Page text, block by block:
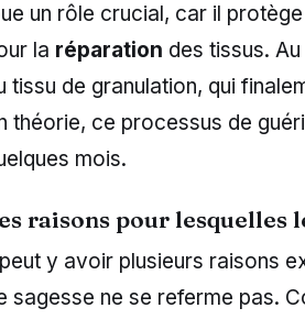
un rôle crucial, car il
la réparation des tissus.
tissu de granulation, qui
théorie, ce processus de
mois.
raisons pour lesquelles
y avoir plusieurs raisons
sagesse ne se referme pas.